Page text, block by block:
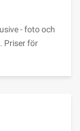
- foto och
Priser för